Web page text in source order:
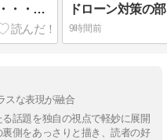
容量が重すぎるのを処分すると・・・・？危険水準から戻る（ ＾ω＾）pc
9時間前
スな表現が融合
話題を独自の視点で軽妙に展開
側をあっさりと描き、読者の好